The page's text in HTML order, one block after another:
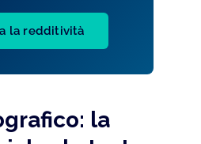
la redditività
la